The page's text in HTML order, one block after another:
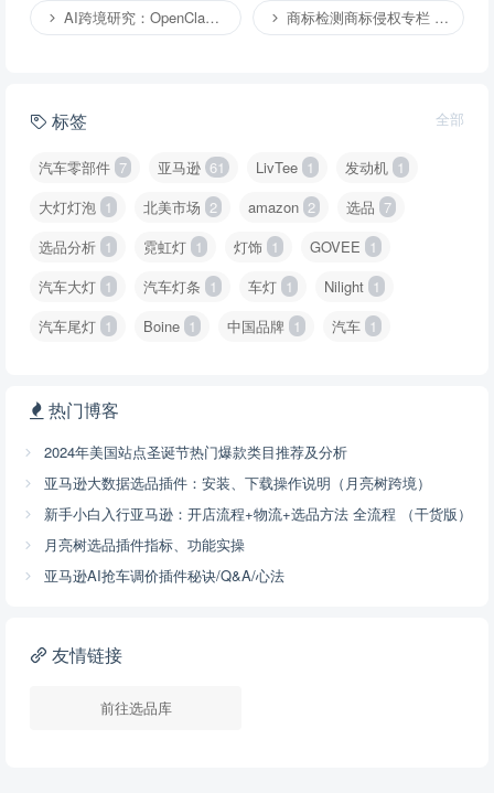
AI跨境研究：OpenClaw小龙虾等应用 （2） 商标检测商标侵权专栏 （1）
标签 全部
汽车零部件 7 亚马逊 61 LivTee 1 发动机 1
大灯灯泡 1 北美市场 2 amazon 2 选品 7
选品分析 1 霓虹灯 1 灯饰 1 GOVEE 1
汽车大灯 1 汽车灯条 1 车灯 1 Nilight 1
汽车尾灯 1 Boine 1 中国品牌 1 汽车 1
热门博客
2024年美国站点圣诞节热门爆款类目推荐及分析
亚马逊大数据选品插件：安装、下载操作说明（月亮树跨境）
新手小白入行亚马逊：开店流程+物流+选品方法 全流程 （干货版）
月亮树选品插件指标、功能实操
亚马逊AI抢车调价插件秘诀/Q&A/心法
友情链接
前往选品库